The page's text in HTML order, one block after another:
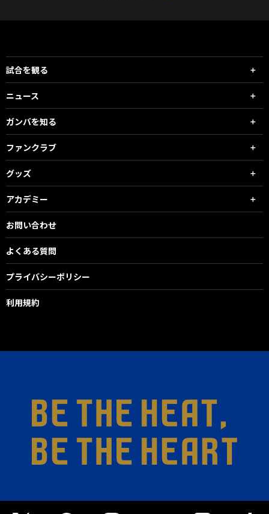
試合を観る
ニュース
ガンバを知る
ファンクラブ
グッズ
アカデミー
お問い合わせ
よくある質問
プライバシーポリシー
利用規約